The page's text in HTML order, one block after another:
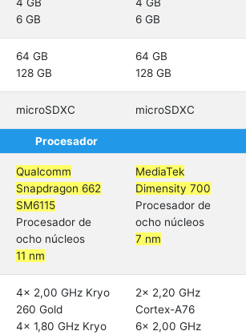
6 GB
6 GB
64 GB
128 GB
64 GB
128 GB
microSDXC microSDXC
Procesador
Qualcomm
Snapdragon 662
SM6115
Procesador de
ocho núcleos
11 nm
MediaTek
Dimensity 700
Procesador de
ocho núcleos
7 nm
4x 2,00 GHz Kryo
260 Gold
4x 1,80 GHz Kryo
2x 2,20 GHz
Cortex-A76
6x 2,00 GHz